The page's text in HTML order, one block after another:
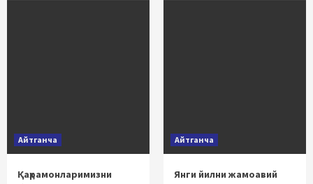
Айтганча
Қаҳрамонларимизни
Айтганча
Янги йилни жамоавий